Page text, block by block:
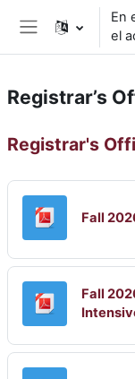
Salta al contenido
Panel lateral
En
el
Registrar’s
Registrar's
Fall
Fall